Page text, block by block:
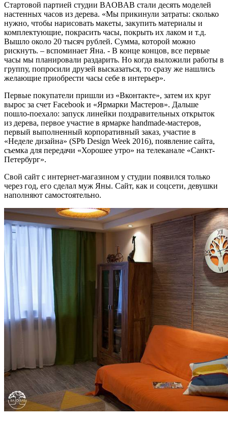
Стартовой партией студии BAOBAB стали десять моделей
настенных часов из дерева. «Мы прикинули затраты: сколько
нужно, чтобы нарисовать макеты, закупить материалы и
комплектующие, покрасить часы, покрыть их лаком и т.д.
Вышло около 20 тысяч рублей. Сумма, которой можно
рискнуть. – вспоминает Яна. - В конце концов, все первые
часы мы планировали раздарить. Но когда выложили работы в
группу, попросили друзей высказаться, то сразу же нашлись
желающие приобрести часы себе в интерьер».
Первые покупатели пришли из «Вконтакте», затем их круг
вырос за счет Facebook и «Ярмарки Мастеров». Дальше
пошло-поехало: запуск линейки поздравительных открыток
из дерева, первое участие в ярмарке handmade-мастеров,
первый выполненный корпоративный заказ, участие в
«Неделе дизайна» (SPb Design Week 2016), появление сайта,
съемка для передачи «Хорошее утро» на телеканале «Санкт-
Петербург».
Свой сайт с интернет-магазином у студии появился только
через год, его сделал муж Яны. Сайт, как и соцсети, девушки
наполняют самостоятельно.